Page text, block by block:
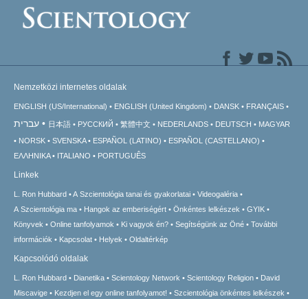
Nemzetközi internetes oldalak
ENGLISH (US/International) ENGLISH (United Kingdom) DANSK FRANÇAIS
עברית 日本語 РУССКИЙ 繁體中文 NEDERLANDS DEUTSCH
MAGYAR
NORSK
SVENSKA ESPAÑOL (LATINO)
ESPAÑOL (CASTELLANO)
ΕΛΛΗΝΙΚA
ITALIANO PORTUGUÊS
Linkek
L. Ron Hubbard A Szcientológia tanai és gyakorlatai
Videogaléria
A Szcientológia ma
Hangok az emberiségért Önkéntes lelkészek
GYIK
Könyvek
Online tanfolyamok Ki vagyok én? Segítségünk az Öné
További
információk
Kapcsolat Helyek Oldaltérkép
Kapcsolódó oldalak
L. Ron Hubbard Dianetika Scientology Network Scientology Religion
David
Miscavige
Kezdjen el egy online tanfolyamot! Szcientológia önkéntes lelkészek